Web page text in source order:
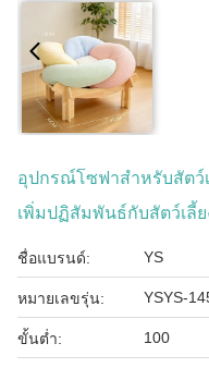
อุปกรณ์โซฟาสำหรับสัตว์
เพิ่มปฏิสัมพันธ์กับสัตว์เลี้ย
ชื่อแบรนด์: YS
หมายเลขรุ่น: YSYS-
ขั้นต่ำ: 100